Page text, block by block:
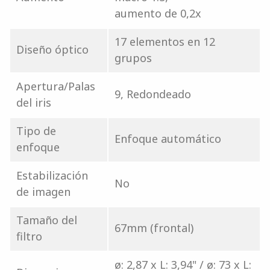
aumento de 0,2x
Diseño óptico
17 elementos en 12
grupos
Apertura/Palas
del iris
9, Redondeado
Tipo de
enfoque
Enfoque automático
Estabilización
de imagen
No
Tamaño del
filtro
67mm (frontal)
ø: 2,87 x L: 3,94" / ø: 73 x L: